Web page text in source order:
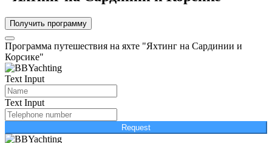
Получить программу
Программа путешествия на яхте "Яхтинг на Сардинии и
Корсике"
Text Input
Text Input
Request